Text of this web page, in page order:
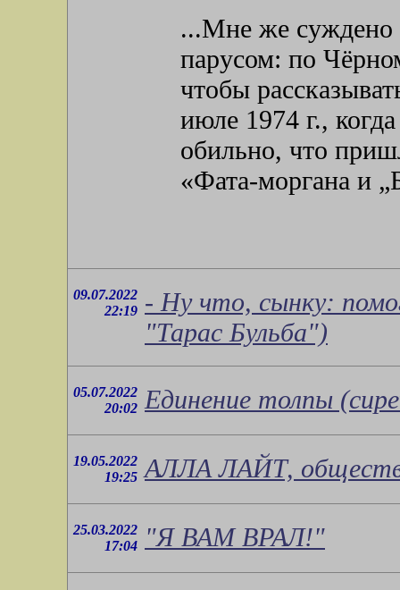
...Мне же суждено
парусом: по
чтобы
июле 1974 г.,
обильно, что
«Фата-моргана и
09.07.2022
22:19 - Ну что, сынку:
"Тарас Бульба")
05.07.2022
20:02 Единение толпы
19.05.2022
19:25 АЛЛА ЛАЙТ,
25.03.2022
17:04
"Я ВАМ ВРАЛ!"